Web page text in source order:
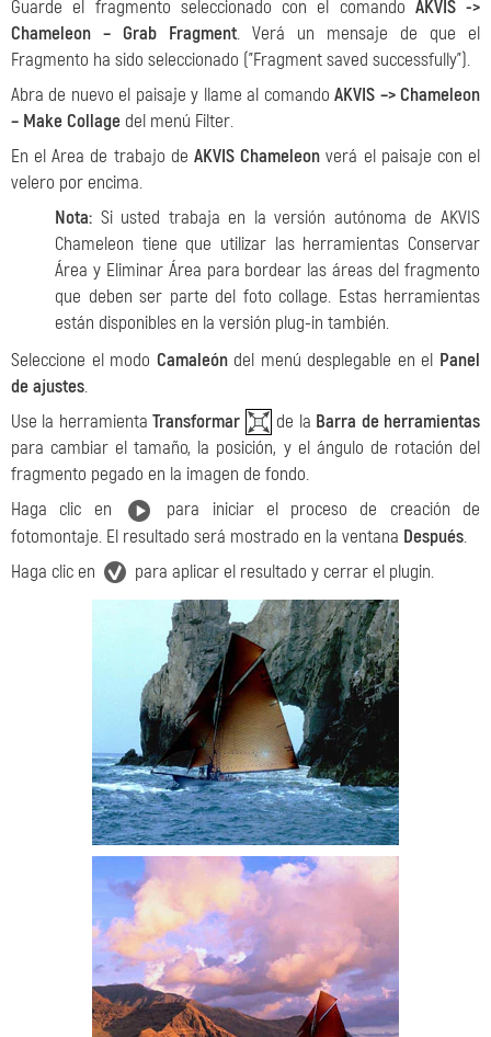
Guarde el fragmento seleccionado con el comando AKVIS ->
Chameleon – Grab Fragment. Verá un mensaje de que el
Fragmento ha sido seleccionado ("Fragment saved successfully").
Abra de nuevo el paisaje y llame al comandoAKVIS –> Сhameleon
– Make Collage del menú Filter.
En el Area de trabajo de AKVIS Chameleon verá el paisaje con el
velero por encima.
Nota: Si usted trabaja en la versión autónoma de AKVIS
Chameleon tiene que utilizar las herramientas Conservar
Área y Eliminar Área para bordear las áreas del fragmento
que deben ser parte del foto collage. Estas herramientas
están disponibles en la versión plug-in también.
Seleccione el modo Camaleóndel menú desplegable en el Panel
de ajustes.
Use la herramientaTransformar de la Barra de herramientas
para cambiar el tamaño, la posición, y el ángulo de rotación del
fragmento pegado en la imagen de fondo.
Haga clic en
para iniciar el proceso de creación de
fotomontaje. El resultado será mostrado en la ventana Después.
Haga clic en
para aplicar el resultado y cerrar el plugin.